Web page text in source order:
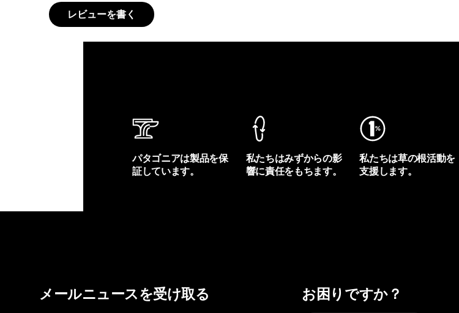
レビューを書く
パタゴニアは製品を保
証しています。
私たちはみずからの影
響に責任をもちます。
私たちは草の根活動を
支援します。
メールニュースを受け取る お困りですか？